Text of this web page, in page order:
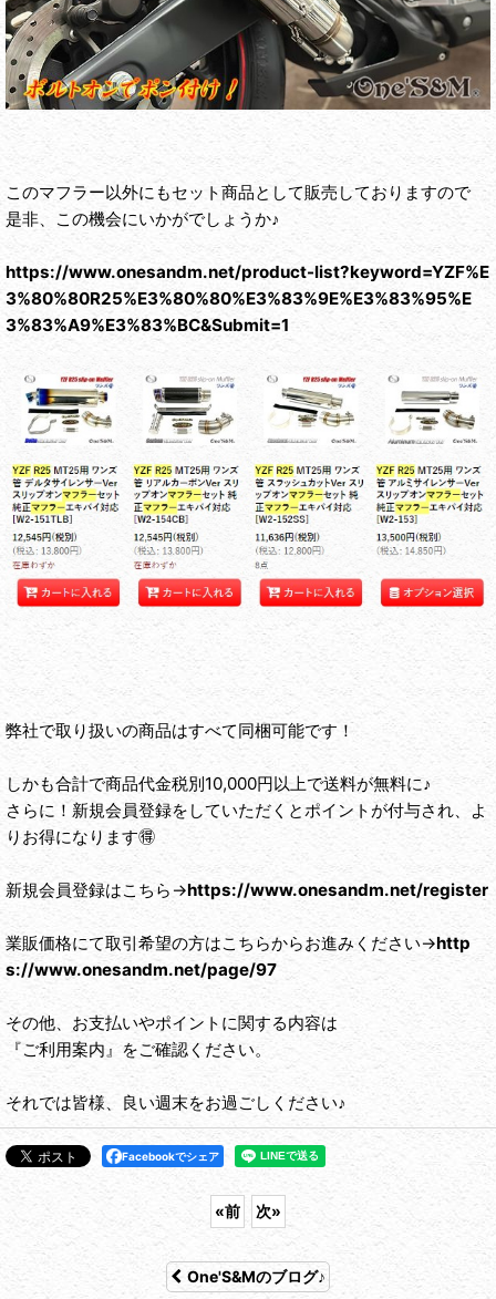
このマフラー以外にもセット商品として販売しておりますので
是非、この機会にいかがでしょうか♪
https://www.onesandm.net/product-list?keyword=YZF%E
3%80%80R25%E3%80%80%E3%83%9E%E3%83%95%E
3%83%A9%E3%83%BC&Submit=1
弊社で取り扱いの商品はすべて同梱可能です！
しかも合計で商品代金税別10,000円以上で送料が無料に♪
さらに！新規会員登録をしていただくとポイントが付与され、よ
りお得になります🉐
新規会員登録はこちら→https://www.onesandm.net/register
業販価格にて取引希望の方はこちらからお進みください→http
s://www.onesandm.net/page/97
その他、お支払いやポイントに関する内容は
『ご利用案内』をご確認ください。
それでは皆様、良い週末をお過ごしください♪
Facebookでシェア
«前 次»
One'S&Mのブログ♪